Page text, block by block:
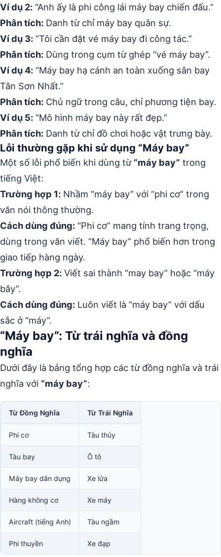
Ví dụ 2: “Anh ấy là phi công lái máy bay chiến đấu.”
Phân tích: Danh từ chỉ máy bay quân sự.
Ví dụ 3: “Tôi cần đặt vé máy bay đi công tác.”
Phân tích: Dùng trong cụm từ ghép “vé máy bay”.
Ví dụ 4: “Máy bay hạ cánh an toàn xuống sân bay
Tân Sơn Nhất.”
Phân tích: Chủ ngữ trong câu, chỉ phương tiện bay.
Ví dụ 5: “Mô hình máy bay này rất đẹp.”
Phân tích: Danh từ chỉ đồ chơi hoặc vật trưng bày.
Lỗi thường gặp khi sử dụng “Máy bay”
Một số lỗi phổ biến khi dùng từ “máy bay” trong
tiếng Việt:
Trường hợp 1: Nhầm “máy bay” với “phi cơ” trong
văn nói thông thường.
Cách dùng đúng: “Phi cơ” mang tính trang trọng,
dùng trong văn viết. “Máy bay” phổ biến hơn trong
giao tiếp hàng ngày.
Trường hợp 2: Viết sai thành “may bay” hoặc “máy
bây”.
Cách dùng đúng: Luôn viết là “máy bay” với dấu
sắc ở “máy”.
“Máy bay”: Từ trái nghĩa và đồng
nghĩa
Dưới đây là bảng tổng hợp các từ đồng nghĩa và trái
nghĩa với “máy bay”:
Từ Đồng Nghĩa Từ Trái Nghĩa
Phi cơ Tàu thủy
Tàu bay Ô tô
Máy bay dân dụng Xe lửa
Hàng không cơ Xe máy
Aircraft (tiếng Anh) Tàu ngầm
Phi thuyền Xe đạp